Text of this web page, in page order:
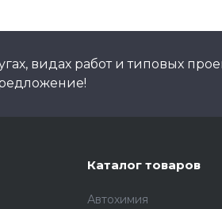
видах работ и типовых
Каталог товаров
Автохимия